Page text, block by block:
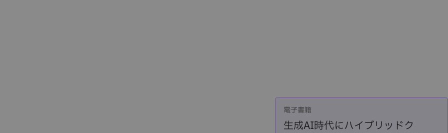
電子書籍
生成AI時代にハイブリッドク